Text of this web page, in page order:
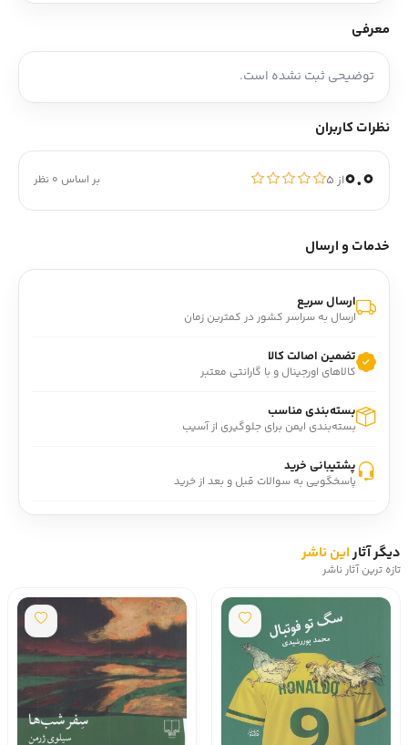
معرفی
توضیحی ثبت نشده است.
نظرات کاربران
0.0از ۵ بر اساس 0 نظر
خدمات و ارسال
ارسال سریع
ارسال به سراسر کشور در کمترین زمان
تضمین اصالت کالا
کالاهای اورجینال و با گارانتی معتبر
بسته‌بندی مناسب
بسته‌بندی ایمن برای جلوگیری از آسیب
پشتیبانی خرید
پاسخگویی به سوالات قبل و بعد از خرید
دیگر آثاراین ناشر
تازه ترین آثار ناشر